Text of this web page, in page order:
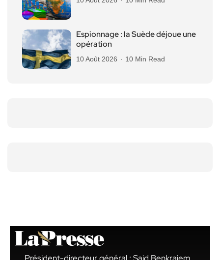
Espionnage : la Suède déjoue une
opération
10 Août 2026 10 Min Read